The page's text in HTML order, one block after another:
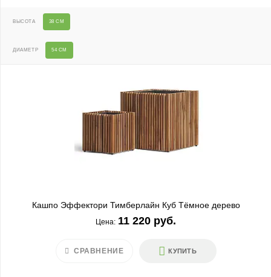
ВЫСОТА 38 СМ
ДИАМЕТР 54 СМ
Кашпо Эффектори Тимберлайн Куб Тёмное дерево
Цена: 11 220 руб.
КУПИТЬ
СРАВНЕНИЕ